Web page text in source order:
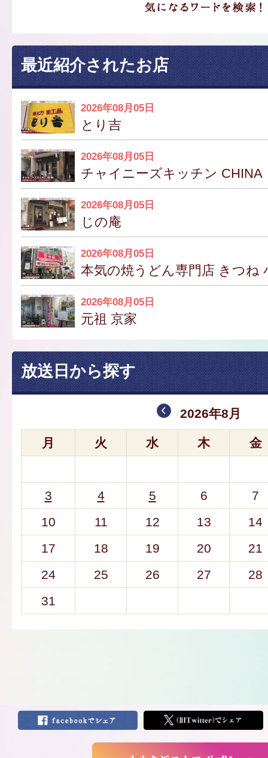
最近紹介されたお店
2026年08月05日
とり吉
2026年08月05日
チャイニーズキッチン CHINA
2026年08月05日
じの庵
2026年08月05日
本気の焼うどん専門店 きつね
2026年08月05日
元祖 京家
放送日から探す
2026年8月
月 火 水 木 金
3 4 5 6
7
10
11 12 13
14
17
18 19 20
21
24
25 26 27
28
31